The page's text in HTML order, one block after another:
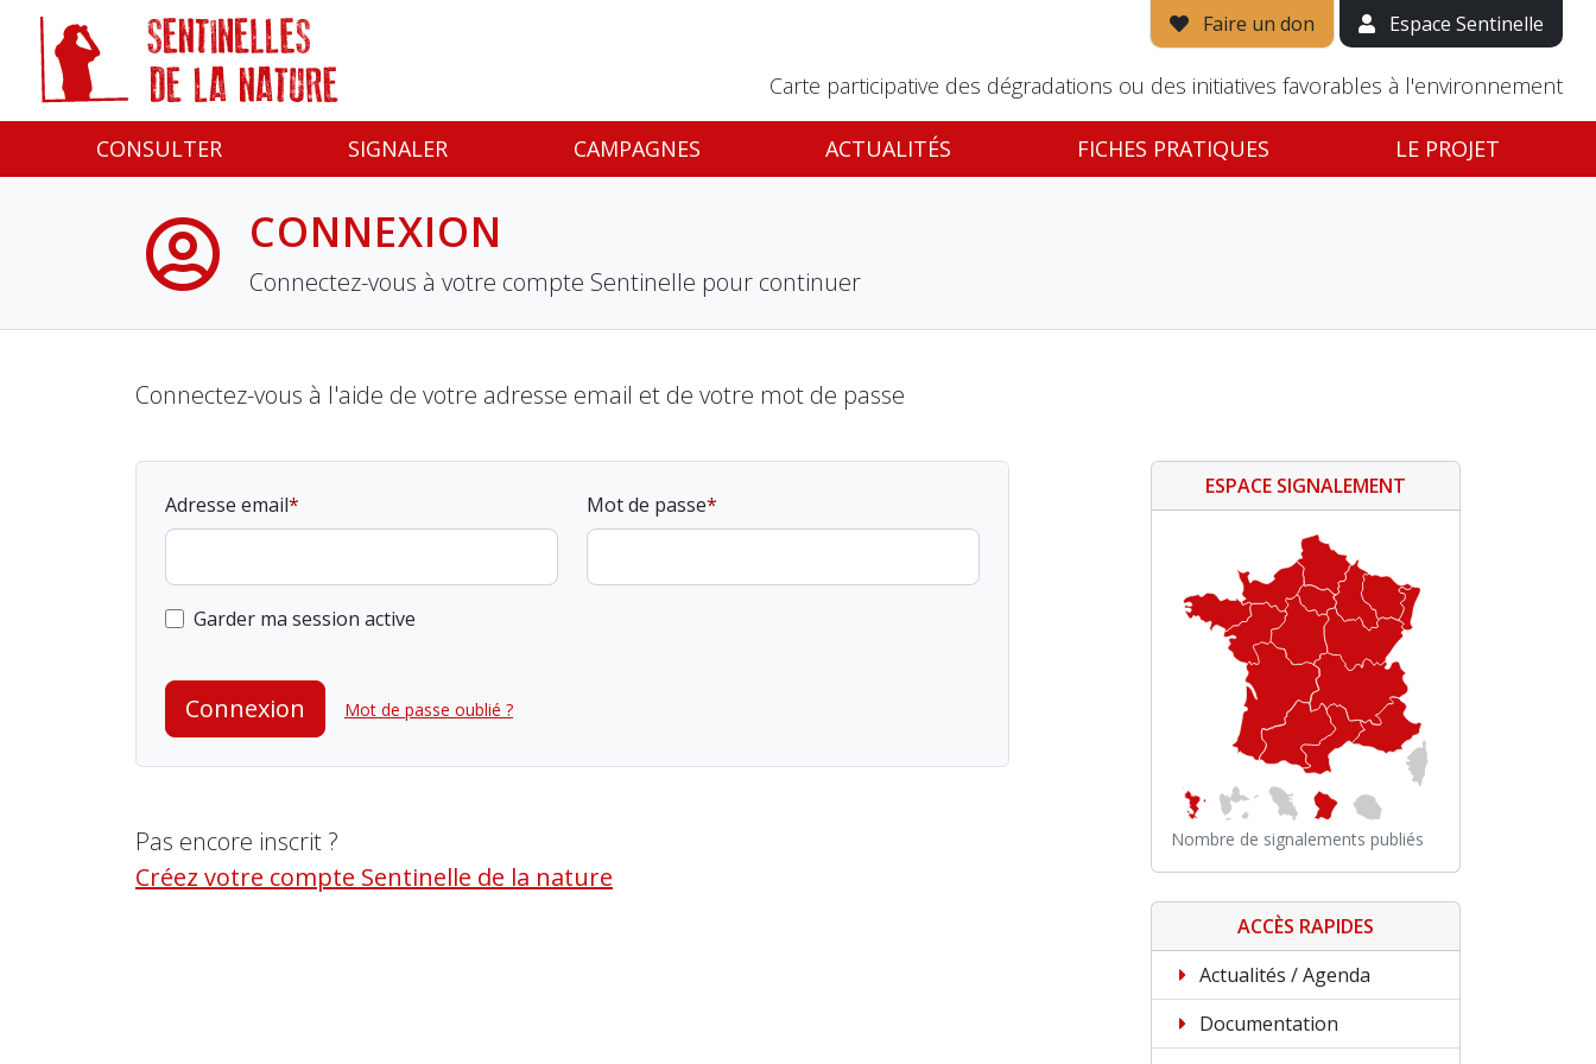
Faire un don Espace Sentinelle
Carte participative des dégradations ou des initiatives favorables à l'environnement
CONSULTER SIGNALER CAMPAGNES ACTUALITÉS FICHES PRATIQUES LE PROJET
CONNEXION
Connectez-vous à votre compte Sentinelle pour continuer
Connectez-vous à l'aide de votre adresse email et de votre mot de passe
Adresse email Mot de passe
Garder ma session active
Connexion Mot de passe oublié ?
Pas encore inscrit ?
Créez votre compte Sentinelle de la nature
ESPACE SIGNALEMENT
Nombre de signalements publiés
ACCÈS RAPIDES
Actualités / Agenda
Documentation
Panneau de gestion des cookies